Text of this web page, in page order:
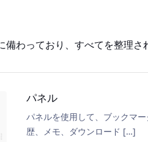
わっており、すべてを整理さ
パネル
パネルを使用して、ブックマ
歴、メモ、ダウンロード […]